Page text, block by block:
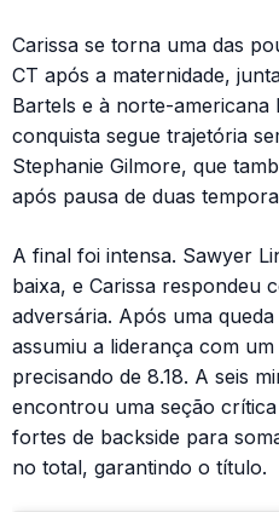
Carissa se torna uma das
CT após a maternidade,
Bartels e à norte-americana
conquista segue trajetória
Stephanie Gilmore, que
após pausa de duas
A final foi intensa. Sawyer
baixa, e Carissa respondeu
adversária. Após uma
assumiu a liderança com
precisando de 8.18. A seis
encontrou uma seção
fortes de backside para
no total, garantindo o título.